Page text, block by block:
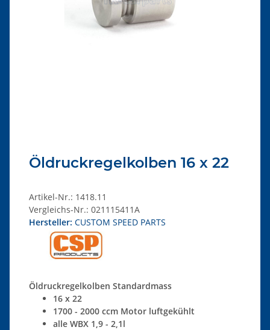
Öldruckregelkolben 16 x 22
Artikel-Nr.: 1418.11
Vergleichs-Nr.: 021115411A
Hersteller: CUSTOM SPEED PARTS
Öldruckregelkolben Standardmass
16 x 22
1700 - 2000 ccm Motor luftgekühlt
alle WBX 1,9 - 2,1l